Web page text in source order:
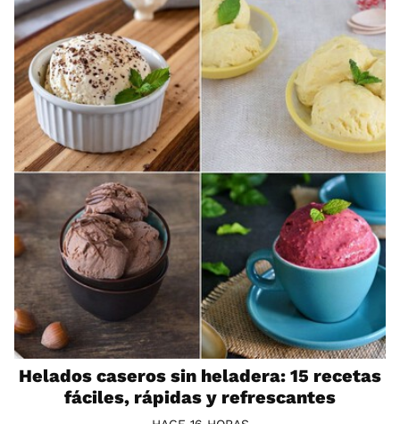
Helados caseros sin heladera: 15 recetas
fáciles, rápidas y refrescantes